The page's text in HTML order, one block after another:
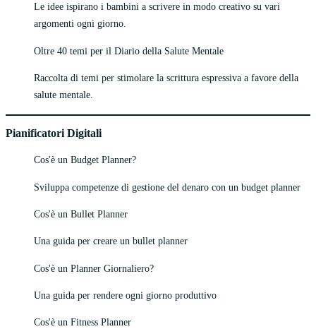
Le idee ispirano i bambini a scrivere in modo creativo su vari
argomenti ogni giorno.
Oltre 40 temi per il Diario della Salute Mentale
Raccolta di temi per stimolare la scrittura espressiva a favore della
salute mentale.
Pianificatori Digitali
Cos'è un Budget Planner?
Sviluppa competenze di gestione del denaro con un budget planner
Cos'è un Bullet Planner
Una guida per creare un bullet planner
Cos'è un Planner Giornaliero?
Una guida per rendere ogni giorno produttivo
Cos'è un Fitness Planner